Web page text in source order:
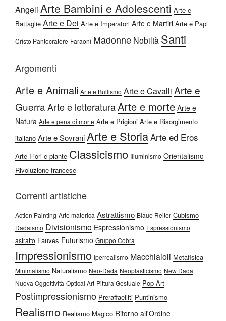
Angeli Arte Bambini e Adolescenti Arte e
Battaglie Arte e Dei Arte e Imperatori Arte e Martiri Arte e Papi
Cristo Pantocratore Faraoni Madonne Nobiltà Santi
Argomenti
Arte e Animali Arte e Bullismo Arte e Cavalli Arte e
GuerraArte e letteraturaArte e morte Arte e
Natura Arte e pena di morte Arte e Prigioni Arte e Risorgimento
italiano Arte e SovraniArte e StoriaArte ed Eros
Arte Fiori e piante Classicismo Illuminismo Orientalismo
Rivoluzione francese
Correnti artistiche
Action Painting Arte materica Astrattismo Blaue Reiter Cubismo
Dadaismo Divisionismo Espressionismo Espressionismo
astratto Fauves Futurismo Gruppo Cobra
Impressionismo Iperrealismo Macchiaioli Metafisica
Minimalismo Naturalismo Neo-Dada Neoplasticismo New Dada
Nuova Oggettività Optical Art Pittura Gestuale Pop Art
Postimpressionismo Preraffaelliti Puntinismo
Realismo Realismo Magico Ritorno all'Ordine